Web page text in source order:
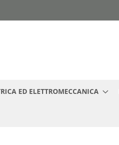
ED ELETTROMECCANICA